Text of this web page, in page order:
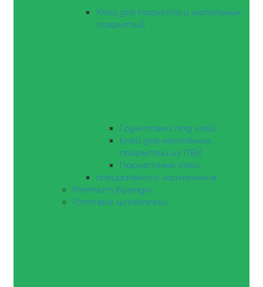
Клеи для паркета и напольных
покрытий
Грунтовки под клей
Клей для напольных
покрытий из ПВХ
Паркетные клеи
специального назначения
Premium бренды
Готовые шпаклевки